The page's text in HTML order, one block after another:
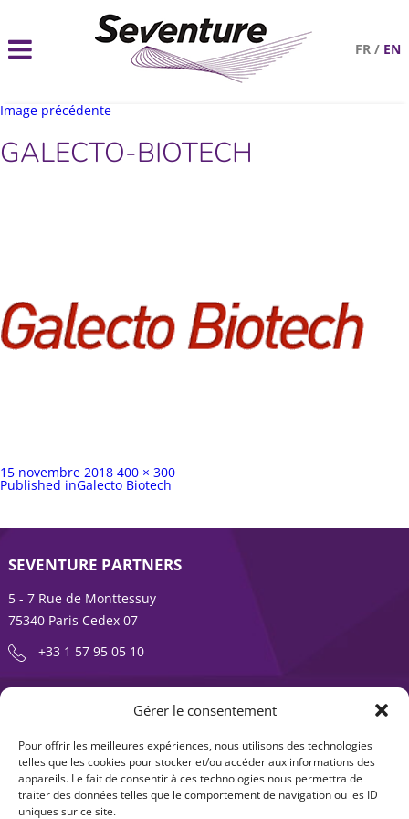
Gérer le consentement
Pour offrir les meilleures expériences, nous utilisons des technologies
telles que les cookies pour stocker et/ou accéder aux informations des
appareils. Le fait de consentir à ces technologies nous permettra de
traiter des données telles que le comportement de navigation ou les ID
uniques sur ce site.
FR / EN
Image précédente
GALECTO-BIOTECH
Publié
sur
15 novembre 2018 Taille
complète
400 × 300
Navigation
Published inGalecto Biotech
SEVENTURE PARTNERS
5 - 7 Rue de Monttessuy
75340 Paris Cedex 07
+33 1 57 95 05 10
ENTREPRENDRE EST UNE AVENTURE
À propos
Expertises
Offre produits
Actualités
Contact